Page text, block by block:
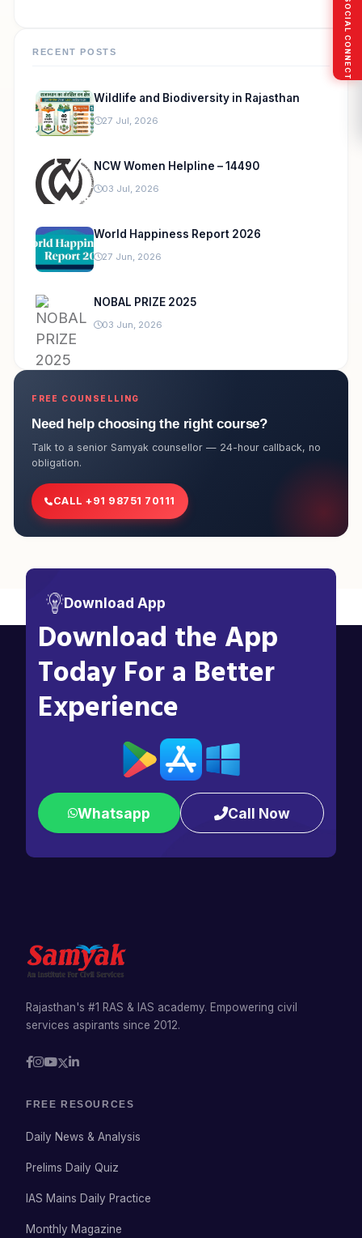
RECENT POSTS
Wildlife and Biodiversity in Rajasthan
27 Jul, 2026
NCW Women Helpline – 14490
03 Jul, 2026
World Happiness Report 2026
27 Jun, 2026
NOBAL PRIZE 2025
03 Jun, 2026
FREE COUNSELLING
Need help choosing the right course?
Talk to a senior Samyak counsellor — 24-hour callback, no
obligation.
CALL +91 98751 70111
Download App
Download the App
Today For a Better
Experience
Whatsapp Call Now
Rajasthan's #1 RAS & IAS academy. Empowering civil
services aspirants since 2012.
FREE RESOURCES
Daily News & Analysis
Prelims Daily Quiz
IAS Mains Daily Practice
Monthly Magazine
SOCIAL CONNECT